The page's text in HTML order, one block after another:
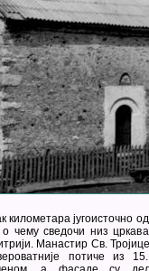
километара југоисточно
сведочи низ цркава
Манастир Св.
потиче из